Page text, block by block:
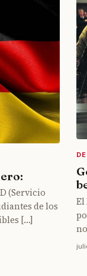
(Servicio
de los
[…]
El